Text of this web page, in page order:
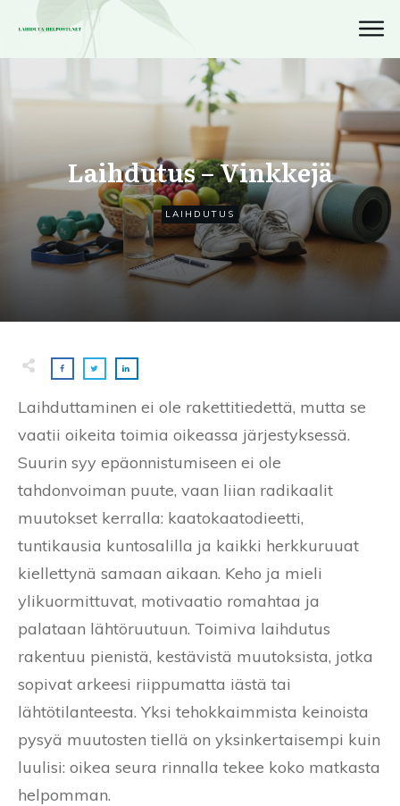
Laihdutus – Vinkkejä
LAIHDUTUS
Laihduttaminen ei ole rakettitiedettä, mutta se
vaatii oikeita toimia oikeassa järjestyksessä.
Suurin syy epäonnistumiseen ei ole
tahdonvoiman puute, vaan liian radikaalit
muutokset kerralla: kaatokaatodieetti,
tuntikausia kuntosalilla ja kaikki herkkuruuat
kiellettynä samaan aikaan. Keho ja mieli
ylikuormittuvat, motivaatio romahtaa ja
palataan lähtöruutuun. Toimiva laihdutus
rakentuu pienistä, kestävistä muutoksista, jotka
sopivat arkeesi riippumatta iästä tai
lähtötilanteesta. Yksi tehokkaimmista keinoista
pysyä muutosten tiellä on yksinkertaisempi kuin
luulisi: oikea seura rinnalla tekee koko matkasta
helpomman.